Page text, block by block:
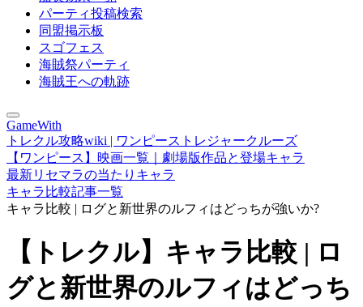
パーティ投稿検索
同盟掲示板
スゴフェス
海賊祭パーティ
海賊王への軌跡
GameWith
トレクル攻略wiki | ワンピーストレジャークルーズ
【ワンピース】映画一覧｜劇場版作品と登場キャラ
最新リセマラの当たりキャラ
キャラ比較記事一覧
キャラ比較 | ログと新世界のルフィはどっちが強いか?
【トレクル】キャラ比較 | ロ
グと新世界のルフィはどっち